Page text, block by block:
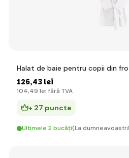
Halat de baie pentru copii din
126,43 lei
104,49 lei fără TVA
+ 27 puncte
Ultimele 2 bucăți(La